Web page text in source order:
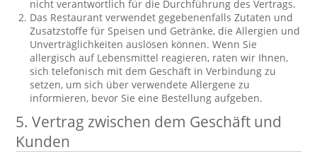
nicht verantwortlich für die Durchführung des Vertrags.
Das Restaurant verwendet gegebenenfalls Zutaten und
Zusatzstoffe für Speisen und Getränke, die Allergien und
Unverträglichkeiten auslösen können. Wenn Sie
allergisch auf Lebensmittel reagieren, raten wir Ihnen,
sich telefonisch mit dem Geschäft in Verbindung zu
setzen, um sich über verwendete Allergene zu
informieren, bevor Sie eine Bestellung aufgeben.
5. Vertrag zwischen dem Geschäft und
Kunden